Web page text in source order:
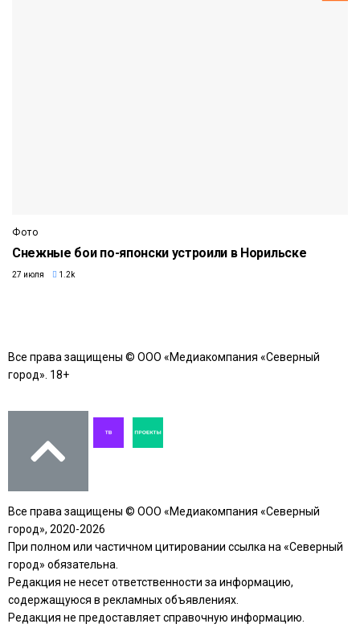
Фото
Снежные бои по-японски устроили в Норильске
27 июля 1.2k
Все права защищены © ООО «Медиакомпания «Северный
город». 18+
Все права защищены © ООО «Медиакомпания «Северный
город», 2020-2026
При полном или частичном цитировании ссылка на «Северный
город» обязательна.
Редакция не несет ответственности за информацию,
содержащуюся в рекламных объявлениях.
Редакция не предоставляет справочную информацию.